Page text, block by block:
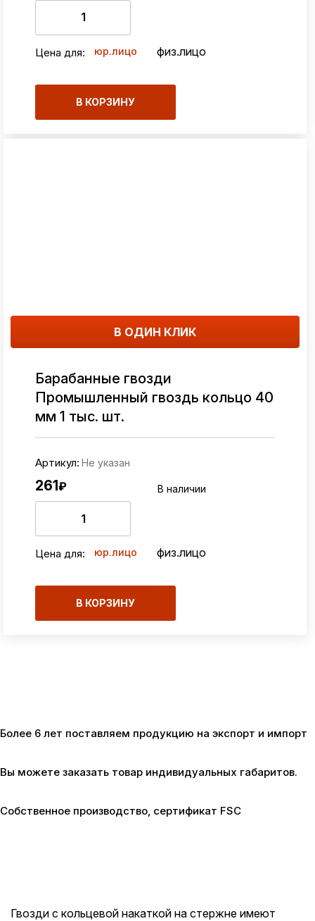
Цена для: юр.лицо физ.лицо
В КОРЗИНУ
В ОДИН КЛИК
Барабанные гвозди
Промышленный гвоздь кольцо 40
мм 1 тыс. шт.
Артикул: Не указан
261₽ В наличии
Цена для: юр.лицо физ.лицо
В КОРЗИНУ
Более 6 лет поставляем продукцию на экспорт и импорт
Вы можете заказать товар индивидуальных габаритов.
Собственное производство, сертификат FSC
Гвозди с кольцевой накаткой на стержне имеют